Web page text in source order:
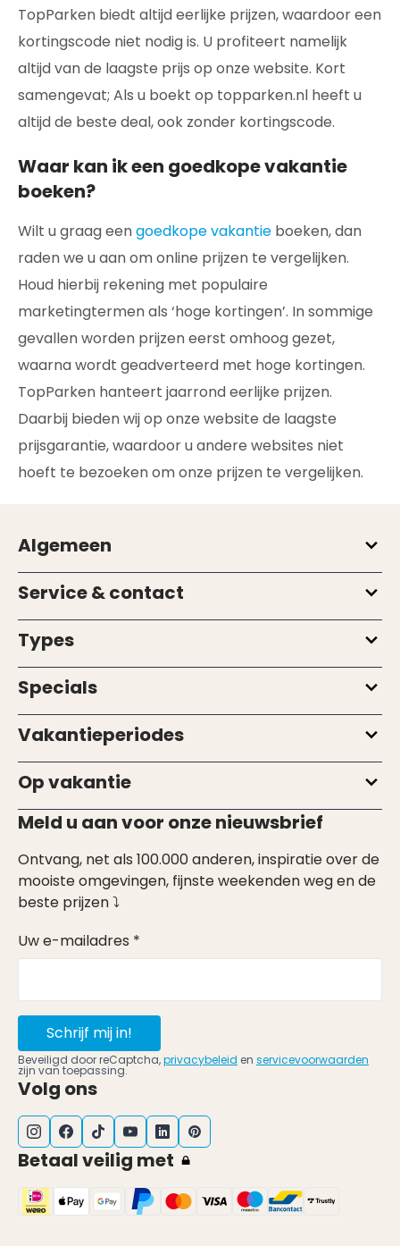
TopParken biedt altijd eerlijke prijzen, waardoor een
kortingscode niet nodig is. U profiteert namelijk
altijd van de laagste prijs op onze website. Kort
samengevat; Als u boekt op topparken.nl heeft u
altijd de beste deal, ook zonder kortingscode.
Waar kan ik een goedkope vakantie
boeken?
Wilt u graag eengoedkope vakantie boeken, dan
raden we u aan om online prijzen te vergelijken.
Houd hierbij rekening met populaire
marketingtermen als ‘hoge kortingen’. In sommige
gevallen worden prijzen eerst omhoog gezet,
waarna wordt geadverteerd met hoge kortingen.
TopParken hanteert jaarrond eerlijke prijzen.
Daarbij bieden wij op onze website de laagste
prijsgarantie, waardoor u andere websites niet
hoeft te bezoeken om onze prijzen te vergelijken.
Algemeen
Service & contact
Types
Specials
Vakantieperiodes
Op vakantie
Meld u aan voor onze nieuwsbrief
Ontvang, net als 100.000 anderen, inspiratie over de
mooiste omgevingen, fijnste weekenden weg en de
beste prijzen ⤵
Uw e-mailadres *
Schrijf mij in!
Beveiligd door reCaptcha,privacybeleid en servicevoorwaarden
zijn van toepassing.
Volg ons
Betaal veilig met